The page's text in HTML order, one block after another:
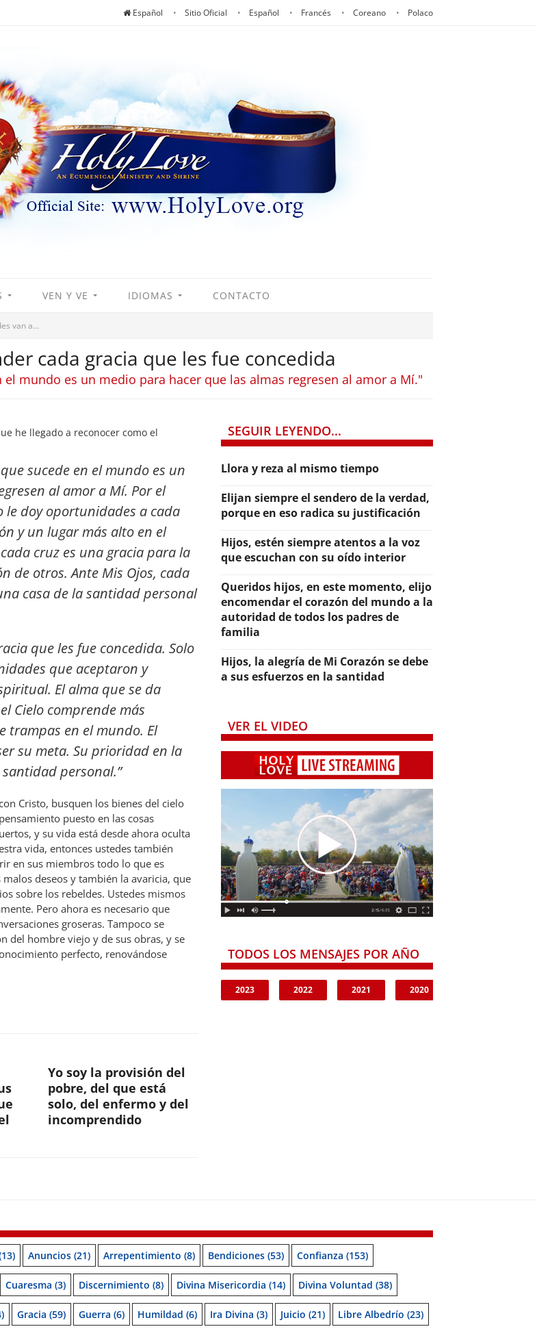
Español Sitio Oficial Español Francés Coreano Polaco
VEN Y VE IDIOMAS CONTACTO
van a...
cada gracia que les fue concedida
mundo es un medio para hacer que las almas regresen al amor a Mí."
he llegado a reconocer como el
sucede en el mundo es un
al amor a Mí. Por el
le doy oportunidades a cada
y un lugar más alto en el
cruz es una gracia para la
de otros. Ante Mis Ojos, cada
casa de la santidad personal
que les fue concedida. Solo
que aceptaron y
El alma que se da
Cielo comprende más
trampas en el mundo. El
su meta. Su prioridad en la
personal.”
Cristo, busquen los bienes del cielo
puesto en las cosas
y su vida está desde ahora oculta
vida, entonces ustedes también
en sus miembros todo lo que es
deseos y también la avaricia, que
sobre los rebeldes. Ustedes mismos
Pero ahora es necesario que
groseras. Tampoco se
del hombre viejo y de sus obras, y se
perfecto, renovándose
Yo soy la provisión del
pobre, del que está
solo, del enfermo y del
incomprendido
SEGUIR LEYENDO...
Llora y reza al mismo tiempo
Elijan siempre el sendero de la verdad,
porque en eso radica su justificación
Hijos, estén siempre atentos a la voz
que escuchan con su oído interior
Queridos hijos, en este momento, elijo
encomendar el corazón del mundo a la
autoridad de todos los padres de
familia
Hijos, la alegría de Mi Corazón se debe
a sus esfuerzos en la santidad
VER EL VIDEO
TODOS LOS MENSAJES POR AÑO
2023 2022 2021 2020
Anuncios (21) Arrepentimiento (8) Bendiciones (53) Confianza (153)
Cuaresma (3) Discernimiento (8) Divina Misericordia (14) Divina Voluntad (38)
Gracia (59) Guerra (6) Humildad (6) Ira Divina (3) Juicio (21) Libre Albedrío (23)